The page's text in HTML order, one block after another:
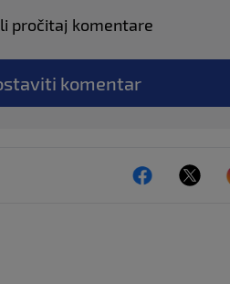
pročitaj komentare
komentar